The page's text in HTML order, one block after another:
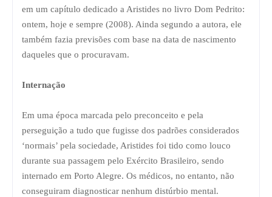
em um capítulo dedicado a Aristides no livro Dom Pedrito:
ontem, hoje e sempre (2008). Ainda segundo a autora, ele
também fazia previsões com base na data de nascimento
daqueles que o procuravam.
Internação
Em uma época marcada pelo preconceito e pela
perseguição a tudo que fugisse dos padrões considerados
‘normais’ pela sociedade, Aristides foi tido como louco
durante sua passagem pelo Exército Brasileiro, sendo
internado em Porto Alegre. Os médicos, no entanto, não
conseguiram diagnosticar nenhum distúrbio mental.